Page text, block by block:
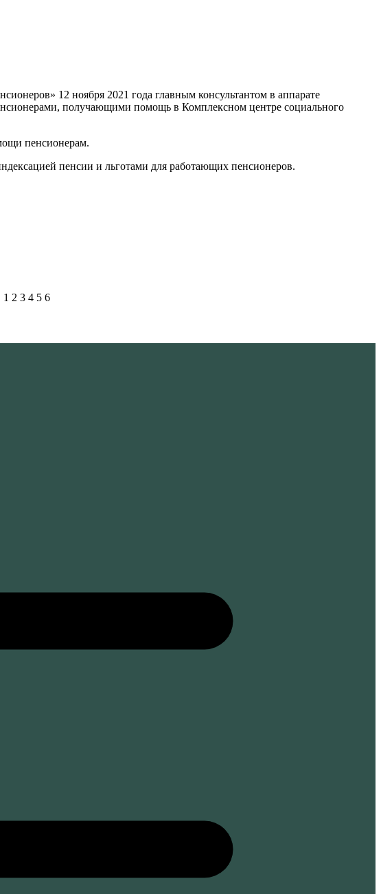
12 ноября 2021 года главным консультантом в аппарате
получающими помощь в Комплексном центре социального
пенсионерам.
пенсии и льготами для работающих пенсионеров.
1 2 3 4 5 6